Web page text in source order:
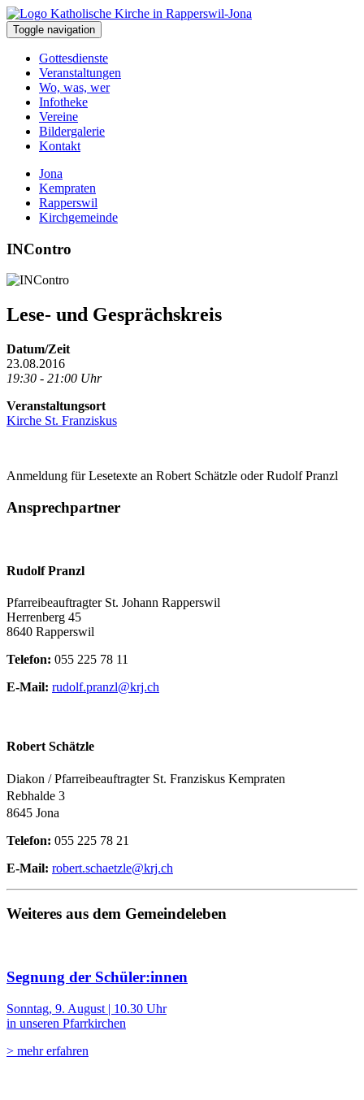
Toggle navigation
Gottesdienste
Veranstaltungen
Wo, was, wer
Infotheke
Vereine
Bildergalerie
Kontakt
Jona
Kempraten
Rapperswil
Kirchgemeinde
INContro
Lese- und Gesprächskreis
Datum/Zeit
23.08.2016
19:30 - 21:00 Uhr
Veranstaltungsort
Kirche St. Franziskus
Anmeldung für Lesetexte an Robert Schätzle oder Rudolf Pranzl
Ansprechpartner
Rudolf Pranzl
Pfarreibeauftragter St. Johann Rapperswil
Herrenberg 45
8640 Rapperswil
Telefon: 055 225 78 11
E-Mail: rudolf.pranzl@krj.ch
Robert Schätzle
Diakon / Pfarreibeauftragter St. Franziskus Kempraten
Rebhalde 3
8645 Jona
Telefon: 055 225 78 21
E-Mail: robert.schaetzle@krj.ch
Weiteres aus dem Gemeindeleben
Segnung der Schüler:innen
Sonntag, 9. August | 10.30 Uhr
in unseren Pfarrkirchen
> mehr erfahren